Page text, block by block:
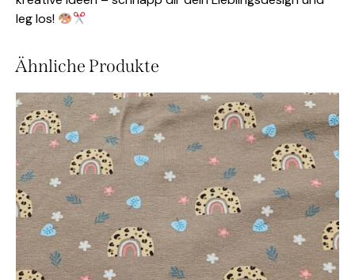
leg los!
Ähnliche Produkte